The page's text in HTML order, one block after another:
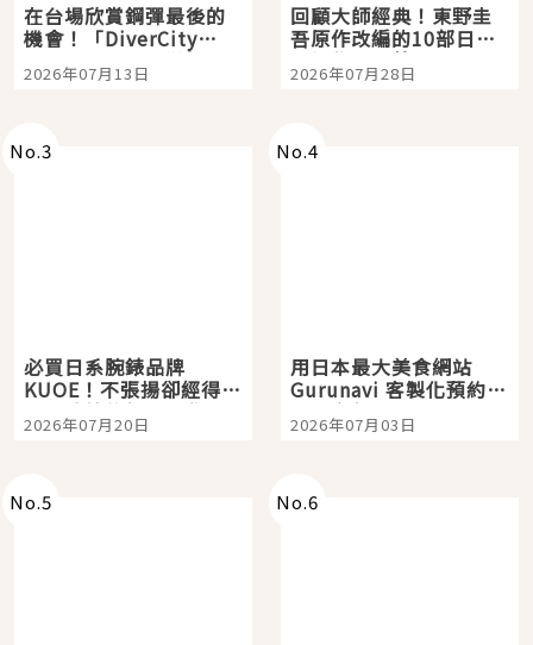
在台場欣賞鋼彈最後的
機會！「DiverCity
Tokyo Plaza」搭船、
購物、美食及夜景，一
2026年07月13日
回顧大師經典！東野圭
吾原作改編的10部日本
影視作品推薦
2026年07月28日
No.3
必買日系腕錶品牌
KUOE！不張揚卻經得起
時間洗鍊的經典之作五
選
2026年07月20日
No.4
用日本最大美食網站
Gurunavi 客製化預約九
大都市餐廳，打造專屬
美食體驗！
2026年07月03日
No.5 No.6